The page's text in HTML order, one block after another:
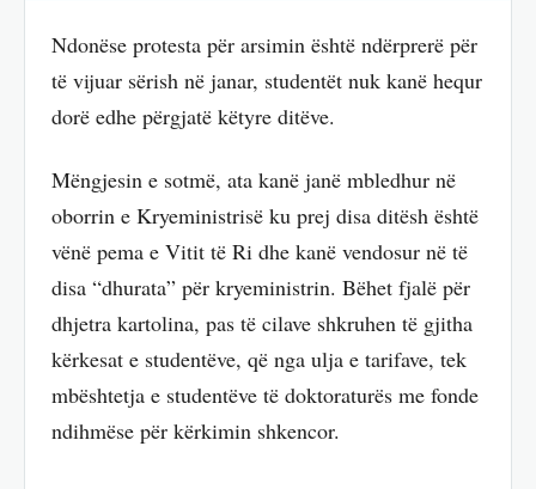
Ndonëse protesta për arsimin është ndërprerë për
të vijuar sërish në janar, studentët nuk kanë hequr
dorë edhe përgjatë këtyre ditëve.
Mëngjesin e sotmë, ata kanë janë mbledhur në
oborrin e Kryeministrisë ku prej disa ditësh është
vënë pema e Vitit të Ri dhe kanë vendosur në të
disa “dhurata” për kryeministrin. Bëhet fjalë për
dhjetra kartolina, pas të cilave shkruhen të gjitha
kërkesat e studentëve, që nga ulja e tarifave, tek
mbështetja e studentëve të doktoraturës me fonde
ndihmëse për kërkimin shkencor.